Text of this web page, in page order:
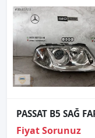
Fiyat Sorunuz